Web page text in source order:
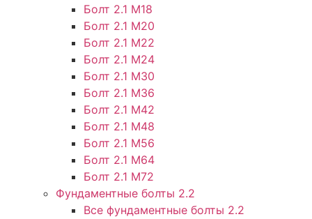
Болт 2.1 М18
Болт 2.1 М20
Болт 2.1 М22
Болт 2.1 М24
Болт 2.1 М30
Болт 2.1 М36
Болт 2.1 М42
Болт 2.1 М48
Болт 2.1 М56
Болт 2.1 М64
Болт 2.1 М72
Фундаментные болты 2.2
Все фундаментные болты 2.2